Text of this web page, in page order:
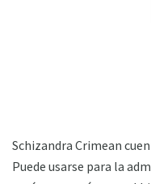
Schizandra Crimean
Puede usarse para la